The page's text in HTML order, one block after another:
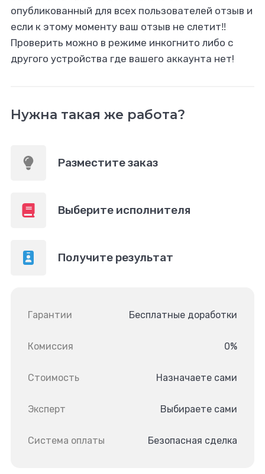
опубликованный для всех пользователей отзыв и
если к этому моменту ваш отзыв не слетит‼️
Проверить можно в режиме инкогнито либо с
другого устройства где вашего аккаунта нет!
Нужна такая же работа?
Разместите заказ
Выберите исполнителя
Получите результат
Гарантии Бесплатные доработки
Комиссия 0%
Стоимость Назначаете сами
Эксперт Выбираете сами
Система оплаты Безопасная сделка